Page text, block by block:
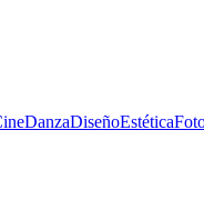
DanzaDiseñoEstética